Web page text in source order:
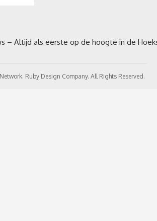
Ruby Design Company. All Rights Reserved.